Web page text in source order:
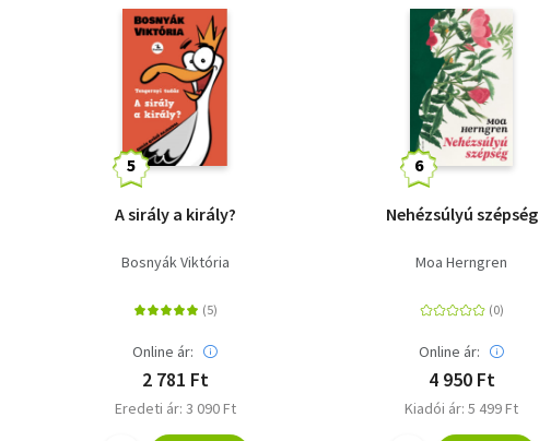
A sirály a király?
Bosnyák Viktória
Online ár:
2 781 Ft
Eredeti ár: 3 090 Ft
Nehézsúlyú szépség
Moa Herngren
Online ár:
4 950 Ft
Kiadói ár: 5 499 Ft